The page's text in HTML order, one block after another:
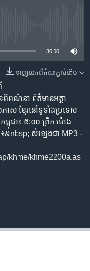
30:00
ទាញ​យក​ពី​តំណភ្ជាប់​ដើម
ពណ៌នា​ ព័ត៌មាន​អត្ថា​
សា​ខ្មែរ​នៅ​ទូទាំង​ប្រទេស​
កម្ពុជា៖ ៥:០០ ព្រឹក ម៉ោង​
&nbsp; សំឡេងជា​ MP3 -
khme/khme2200a.as